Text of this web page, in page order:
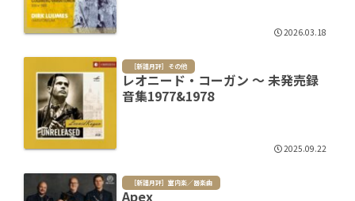
2026.03.18
［新譜月評］その他
レオニード・コーガン ～ 未発売録
音集1977&1978
2025.09.22
［新譜月評］室内楽／器楽曲
Apex